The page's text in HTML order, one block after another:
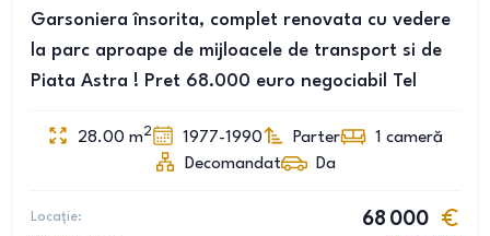
Garsoniera însorita, complet renovata cu vedere
la parc aproape de mijloacele de transport si de
Piata Astra ! Pret 68.000 euro negociabil Tel
28.00 m2 1977-1990 Parter 1 cameră
Decomandat
Da
Locație:
68 000